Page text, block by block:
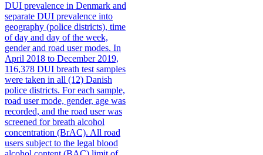
DUI prevalence in Denmark and
separate DUI prevalence into
geography (police districts), time
of day and day of the week,
gender and road user modes. In
April 2018 to December 2019,
116,378 DUI breath test samples
were taken in all (12) Danish
police districts. For each sample,
road user mode, gender, age was
recorded, and the road user was
screened for breath alcohol
concentration (BrAC). All road
users subject to the legal blood